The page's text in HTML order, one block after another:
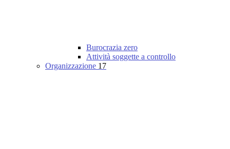
Burocrazia zero
Attività soggette a controllo
Organizzazione 17